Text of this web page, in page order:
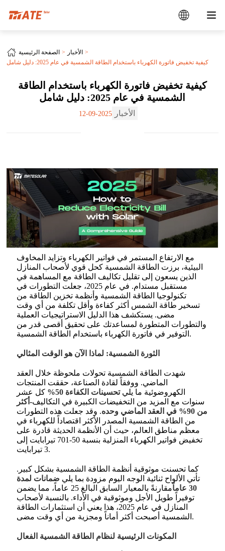
الصفحة الرئيسية
الأخبار
كيفية تخفيض فاتورة الكهرباء باستخدام الطاقة الشمسية في عام 2025: دليل شامل
كيفية تخفيض فاتورة الكهرباء باستخدام الطاقة
الشمسية في عام 2025: دليل شامل
الأخبار 2025-09-12
مع الارتفاع المستمر في فواتير الكهرباء وتزايد المخاوف
البيئية، برزت الطاقة الشمسية كحل قوي لأصحاب المنازل
الذين يسعون إلى تقليل تكاليف الطاقة مع المساهمة في
مستقبل مستدام. في عام 2025، جعلت التطورات في
تكنولوجيا الطاقة الشمسية وأنظمة تخزين الطاقة من
تسخير طاقة الشمس أكثر كفاءة وأقل تكلفة من أي وقت
مضى. يستكشف هذا الدليل الاستراتيجيات العملية
والتطورات المتطورة لمساعدتك على تحقيق أقصى قدر من
التوفير في فاتورة الكهرباء باستخدام الطاقة الشمسية.
الثورة الشمسية: لماذا الآن هو الوقت المثالي
شهدت الطاقة الشمسية تحولات ملحوظة خلال العقد
الماضي. ووفقاً لقادة الصناعة، حققت المنتجات
الكهروضوئية ما يليتحسينات الكفاءة 50%
كل عشر
سنوات مع المزيد من التخفيضات الكبيرة في التكاليف-أكثر
من 90% في العقد الماضي وحده
. وقد جعلت هذه التطورات
من الطاقة الشمسية المصدر الأكثر اقتصاداً للكهرباء في
معظم مناطق العالم، حيث أن الأنظمة الحديثة قادرة على
تخفيض فواتير الكهرباء المنزلية بنسبة 50-701 تيرابايت إلى
3 تيرابايت.
كما تحسنت موثوقية أنظمة الطاقة الشمسية بشكل كبير.
تأتي الألواح ثنائية الوجه اليوم مزودة بما يلي ضمانات لمدة
30 عاماً
مقارنةً بالمعيار السابق البالغ 25 عاماً، مما يضمن
توفيراً طويل الأجل وموثوقية في الأداء. بالنسبة لأصحاب
المنازل في عام 2025، هذا يعني أن استثمارات الطاقة
الشمسية أصبحت أكثر أماناً ومجزية من أي وقت مضى.
المكونات الرئيسية لنظام الطاقة الشمسية الفعال